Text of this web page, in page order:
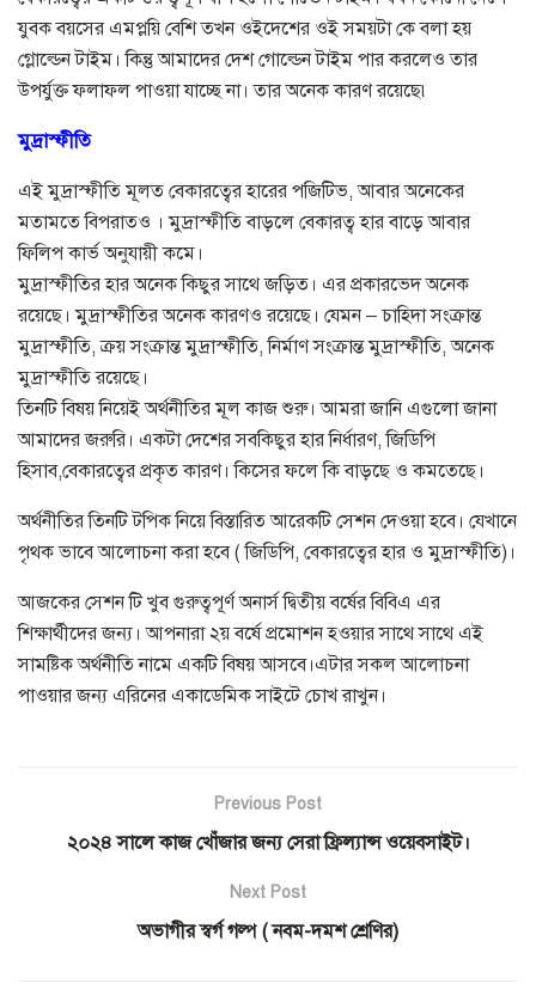
যুবক বয়সের এমপ্লয়ি বেশি তখন ওইদেশের ওই সময়টা কে বলা হয়
গ্লোল্ডেন টাইম। কিন্তু আমাদের দেশ গোল্ডেন টাইম পার করলেও তার
উপর্যুক্ত ফলাফল পাওয়া যাচ্ছে না। তার অনেক কারণ রয়েছে৷
মুদ্রাস্ফীতি
এই মুদ্রাস্ফীতি মূলত বেকারত্বের হারের পজিটিভ, আবার অনেকের
মতামতে বিপরাতও । মুদ্রাস্ফীতি বাড়লে বেকারত্ব হার বাড়ে আবার
ফিলিপ কার্ভ অনুযায়ী কমে।
মুদ্রাস্ফীতির হার অনেক কিছুর সাথে জড়িত। এর প্রকারভেদ অনেক
রয়েছে। মুদ্রাস্ফীতির অনেক কারণও রয়েছে। যেমন – চাহিদা সংক্রান্ত
মুদ্রাস্ফীতি, ক্রয় সংক্রান্ত মুদ্রাস্ফীতি, নির্মাণ সংক্রান্ত মুদ্রাস্ফীতি, অনেক
মুদ্রাস্ফীতি রয়েছে।
তিনটি বিষয় নিয়েই অর্থনীতির মূল কাজ শুরু। আমরা জানি এগুলো জানা
আমাদের জরুরি। একটা দেশের সবকিছুর হার নির্ধারণ, জিডিপি
হিসাব,বেকারত্বের প্রকৃত কারণ। কিসের ফলে কি বাড়ছে ও কমতেছে।
অর্থনীতির তিনটি টপিক নিয়ে বিস্তারিত আরেকটি সেশন দেওয়া হবে। যেখানে
পৃথক ভাবে আলোচনা করা হবে ( জিডিপি, বেকারত্বের হার ও মুদ্রাস্ফীতি)।
আজকের সেশন টি খুব গুরুত্বপূর্ণ অনার্স দ্বিতীয় বর্ষের বিবিএ এর
শিক্ষার্থীদের জন্য। আপনারা ২য় বর্ষে প্রমোশন হওয়ার সাথে সাথে এই
সামষ্টিক অর্থনীতি নামে একটি বিষয় আসবে।এটার সকল আলোচনা
পাওয়ার জন্য এরিনের একাডেমিক সাইটে চোখ রাখুন।
Previous Post
২০২৪ সালে কাজ খোঁজার জন্য সেরা ফ্রিল্যান্স ওয়েবসাইট।
Next Post
অভাগীর স্বর্গ গল্প ( নবম-দমশ শ্রেণির)